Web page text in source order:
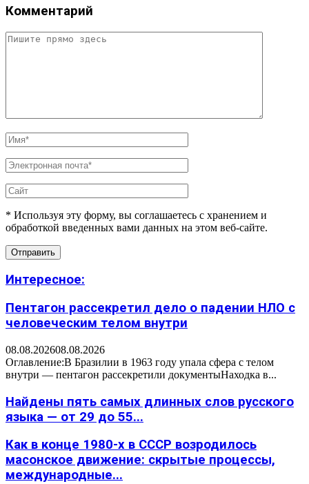
Комментарий
* Используя эту форму, вы соглашаетесь с хранением и
обработкой введенных вами данных на этом веб-сайте.
Интересное:
Пентагон рассекретил дело о падении НЛО с
человеческим телом внутри
08.08.202608.08.2026
Оглавление:В Бразилии в 1963 году упала сфера с телом
внутри — пентагон рассекретили документыНаходка в...
Найдены пять самых длинных слов русского
языка — от 29 до 55...
Как в конце 1980-х в СССР возродилось
масонское движение: скрытые процессы,
международные...